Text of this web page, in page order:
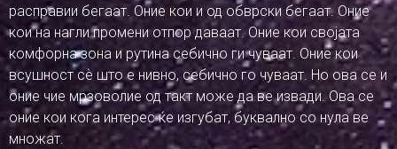
расправии бегаат. Оние кои и од обврски бегаат. Оние
кои на нагли промени отпор даваат. Оние кои својата
комфорна зона и рутина себично ги чуваат. Оние кои
всушност сѐ што е нивно, себично го чуваат. Но ова се и
оние чие мрзоволие од такт може да ве извади. Ова се
оние кои кога интерес ќе изгубат, буквално со нула ве
множат.